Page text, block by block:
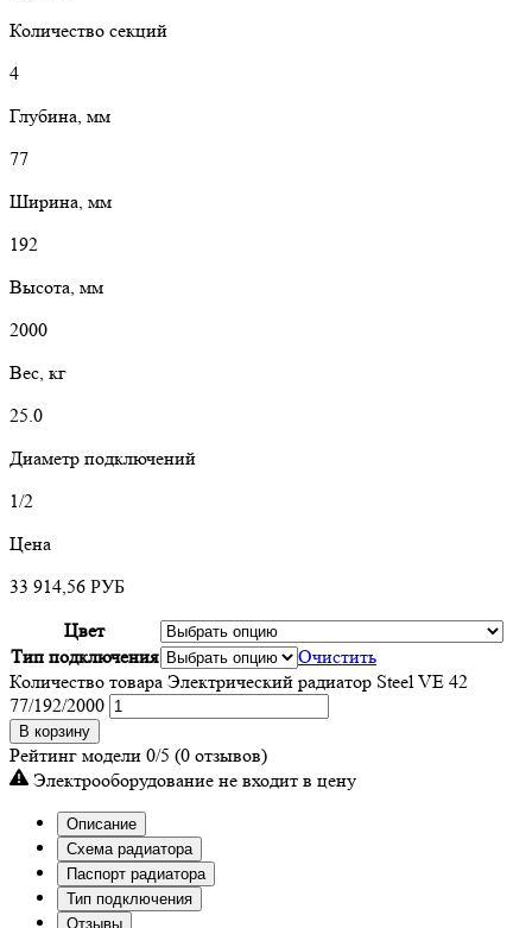
Количество секций
4
Глубина, мм
77
Ширина, мм
192
Высота, мм
2000
Вес, кг
25.0
Диаметр подключений
1/2
Цена
33 914,56 РУБ
Цвет
Тип подключения
Очистить
Количество товара Электрический радиатор Steel VE 42
77/192/2000
В корзину
Рейтинг модели 0/5 (0 отзывов)
Электрооборудование не входит в цену
Описание
Схема радиатора
Паспорт радиатора
Тип подключения
Отзывы